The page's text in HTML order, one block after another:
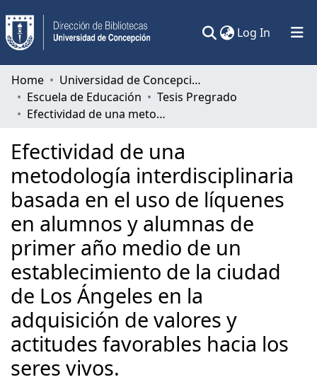
Log In (current)
Communities & Collections
All of DSpace
Home
Universidad de Concepción
Escuela de Educación
Tesis Pregrado
Efectividad de una metodología interdisciplinaria basada en el uso de líquenes en alumnos y alumnas de primer año medio de un establecimiento de la ciudad de Los Ángeles en la adquisición de valores y actitudes favorables hacia los seres vivos.
Efectividad de una
metodología interdisciplinaria
basada en el uso de líquenes
en alumnos y alumnas de
primer año medio de un
establecimiento de la ciudad
de Los Ángeles en la
adquisición de valores y
actitudes favorables hacia los
seres vivos.